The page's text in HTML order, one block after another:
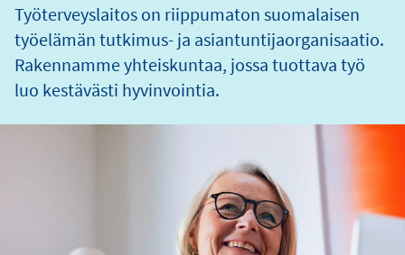
Työterveyslaitos on riippumaton suomalaisen
työelämän tutkimus- ja asiantuntijaorganisaatio.
Rakennamme yhteiskuntaa, jossa tuottava työ
luo kestävästi hyvinvointia.